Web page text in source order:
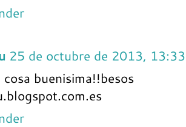
25 de octubre de 2013, 13:33
cosa buenisima!!besos